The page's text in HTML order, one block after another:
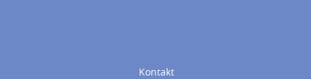
Kontakt